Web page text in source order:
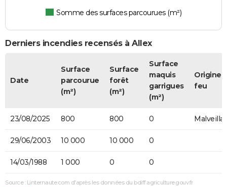
Somme des surfaces parcourues (m²)
Derniers incendies recensés à Allex
Date
Surface
parcourue
(m²)
Surface
forêt
(m²)
Surface
maquis
garrigues
(m²)
Origine
feu
23/08/2025 800 800 0
29/06/2003 10 000 10 000 0
14/03/1988 1 000 0 0
Source : Linternaute.com d'après les données du bdiff.agriculture.gouv.fr